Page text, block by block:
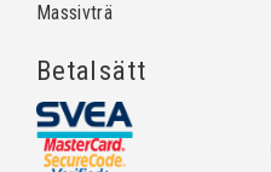
Massivträ
Betalsätt